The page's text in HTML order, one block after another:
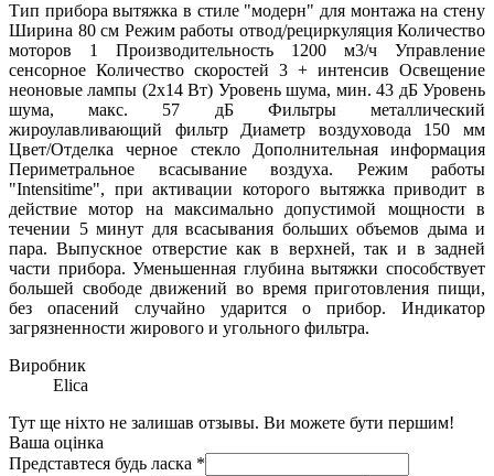
Тип прибора вытяжка в стиле "модерн" для монтажа на стену
Ширина 80 см Режим работы отвод/рециркуляция Количество
моторов 1 Производительность 1200 м3/ч Управление
сенсорное Количество скоростей 3 + интенсив Освещение
неоновые лампы (2х14 Вт) Уровень шума, мин. 43 дБ Уровень
шума, макс. 57 дБ Фильтры металлический
жироулавливающий фильтр Диаметр воздуховода 150 мм
Цвет/Отделка черное стекло Дополнительная информация
Периметральное всасывание воздуха. Режим работы
"Intensitime", при активации которого вытяжка приводит в
действие мотор на максимально допустимой мощности в
течении 5 минут для всасывания больших объемов дыма и
пара. Выпускное отверстие как в верхней, так и в задней
части прибора. Уменьшенная глубина вытяжки способствует
большей свободе движений во время приготовления пищи,
без опасений случайно ударится о прибор. Индикатор
загрязненности жирового и угольного фильтра.
Виробник
Elica
Тут ще ніхто не залишав отзывы. Ви можете бути першим!
Ваша оцінка
Представтеся будь ласка *